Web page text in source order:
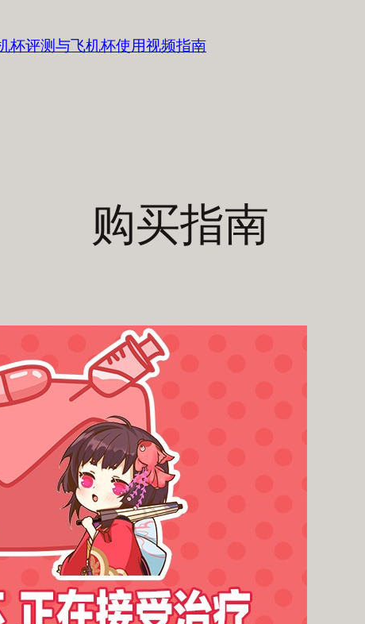
杯评测与飞机杯使用视频指南
购买指南